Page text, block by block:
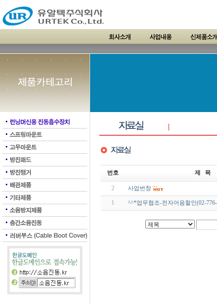
번호 제 목
2 사업번창
1 ^^*업무협조-전자어음할인(02-